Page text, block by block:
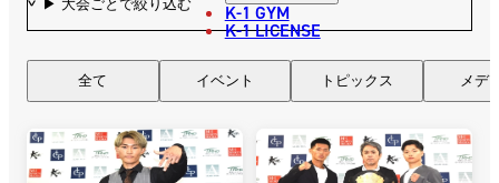
中文（繁體
العربية
K-1 GYM
K-1 LICENSE
全て イベント トピックス メデ